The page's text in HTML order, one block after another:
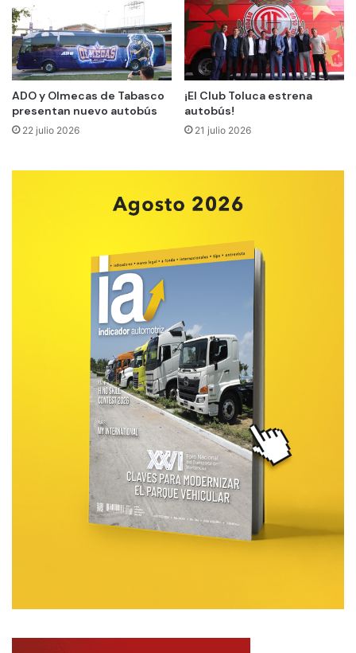
ADO y Olmecas de Tabasco
presentan nuevo autobús
22 julio 2026
¡El Club Toluca estrena
autobús!
21 julio 2026